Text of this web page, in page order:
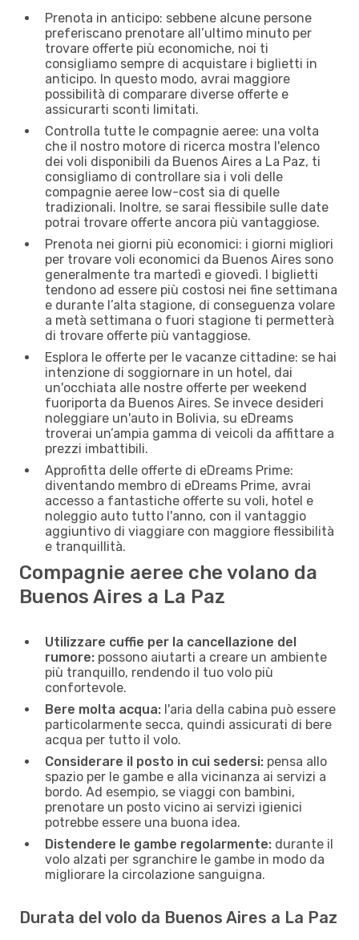
Prenota in anticipo: sebbene alcune persone
preferiscano prenotare all’ultimo minuto per
trovare offerte più economiche, noi ti
consigliamo sempre di acquistare i biglietti in
anticipo. In questo modo, avrai maggiore
possibilità di comparare diverse offerte e
assicurarti sconti limitati.
Controlla tutte le compagnie aeree: una volta
che il nostro motore di ricerca mostra l'elenco
dei voli disponibili da Buenos Aires a La Paz, ti
consigliamo di controllare sia i voli delle
compagnie aeree low-cost sia di quelle
tradizionali. Inoltre, se sarai flessibile sulle date
potrai trovare offerte ancora più vantaggiose.
Prenota nei giorni più economici: i giorni migliori
per trovare voli economici da Buenos Aires sono
generalmente tra martedì e giovedì. I biglietti
tendono ad essere più costosi nei fine settimana
e durante l’alta stagione, di conseguenza volare
a metà settimana o fuori stagione ti permetterà
di trovare offerte più vantaggiose.
Esplora le offerte per le vacanze cittadine: se hai
intenzione di soggiornare in un hotel, dai
un'occhiata alle nostre offerte per weekend
fuoriporta da Buenos Aires. Se invece desideri
noleggiare un'auto in Bolivia, su eDreams
troverai un’ampia gamma di veicoli da affittare a
prezzi imbattibili.
Approfitta delle offerte di eDreams Prime:
diventando membro di eDreams Prime, avrai
accesso a fantastiche offerte su voli, hotel e
noleggio auto tutto l'anno, con il vantaggio
aggiuntivo di viaggiare con maggiore flessibilità
e tranquillità.
Compagnie aeree che volano da
Buenos Aires a La Paz
Utilizzare cuffie per la cancellazione del
rumore: possono aiutarti a creare un ambiente
più tranquillo, rendendo il tuo volo più
confortevole.
Bere molta acqua: l'aria della cabina può essere
particolarmente secca, quindi assicurati di bere
acqua per tutto il volo.
Considerare il posto in cui sedersi: pensa allo
spazio per le gambe e alla vicinanza ai servizi a
bordo. Ad esempio, se viaggi con bambini,
prenotare un posto vicino ai servizi igienici
potrebbe essere una buona idea.
Distendere le gambe regolarmente: durante il
volo alzati per sgranchire le gambe in modo da
migliorare la circolazione sanguigna.
Durata del volo da Buenos Aires a La Paz